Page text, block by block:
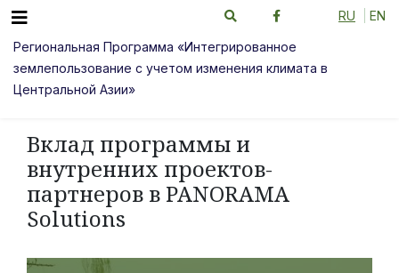
RU EN
Региональная Программа «Интегрированное
землепользование с учетом изменения климата в
Центральной Азии»
Вклад программы и
внутренних проектов-
партнеров в PANORAMA
Solutions